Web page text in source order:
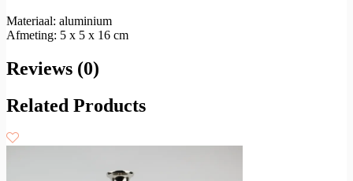
Materiaal: aluminium
Afmeting: 5 x 5 x 16 cm
Reviews (0)
Related Products